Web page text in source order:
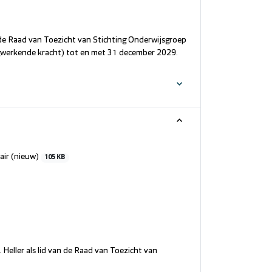
Raad van Toezicht van Stichting Onderwijsgroep
kracht) tot en met 31 december 2029.
(nieuw) 105 KB
als lid van de Raad van Toezicht van